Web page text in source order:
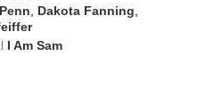
Dakota Fanning
I Am Sam